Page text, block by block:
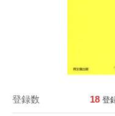
登録数 18 登